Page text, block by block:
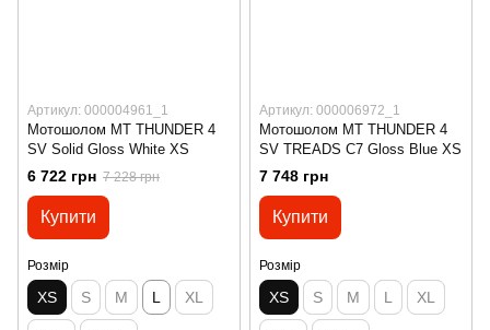
Артикул: 000004961_1
Мотошолом MT THUNDER 4
SV Solid Gloss White XS
6 722 грн 7 228 грн
Купити
Розмір
XS S M L XL
Артикул: 000006972_1
Мотошолом MT THUNDER 4
SV TREADS C7 Gloss Blue XS
7 748 грн
Купити
Розмір
XS S M L XL